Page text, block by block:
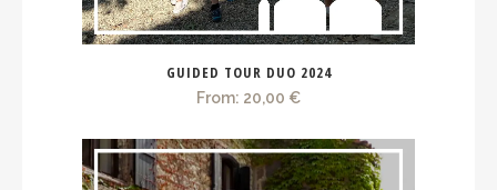
GUIDED TOUR DUO 2024
From: 20,00 €